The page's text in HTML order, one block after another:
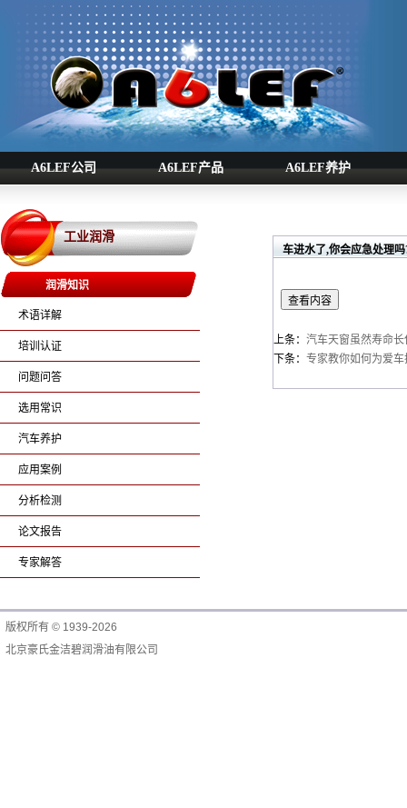
A6LEF公司 A6LEF产品 A6LEF养护
工业润滑
润滑知识
术语详解
培训认证
问题问答
选用常识
汽车养护
应用案例
分析检测
论文报告
专家解答
车进水了,你会应急处理吗
上条： 汽车天窗虽然寿命
下条： 专家教你如何为爱
版权所有 © 1939-2026
北京豪氏金洁碧润滑油有限公司